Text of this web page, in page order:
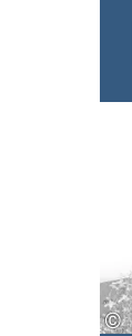
©